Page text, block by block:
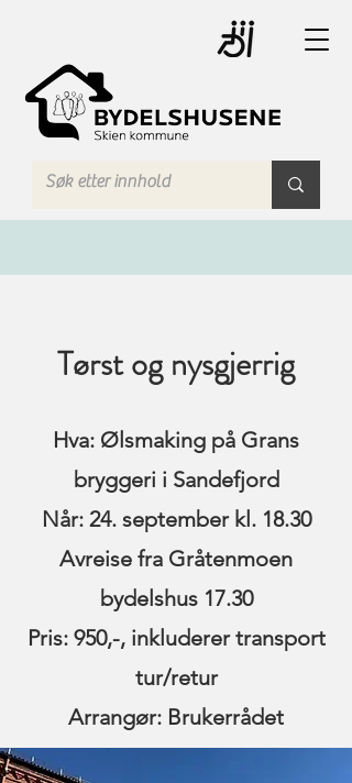
Tørst og nysgjerrig
Hva: Ølsmaking på Grans
bryggeri i Sandefjord
Når: 24. september kl. 18.30
Avreise fra Gråtenmoen
bydelshus 17.30
Pris: 950,-, inkluderer transport
tur/retur
Arrangør: Brukerrådet